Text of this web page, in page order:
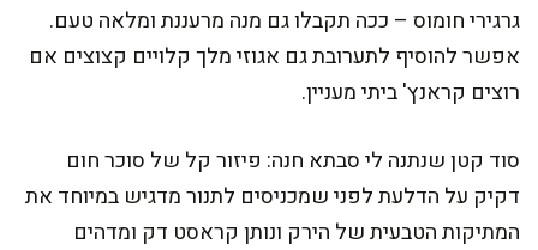
גרגירי חומוס – ככה תקבלו גם מנה מרעננת ומלאה טעם.
אפשר להוסיף לתערובת גם אגוזי מלך קלויים קצוצים אם
רוצים קראנץ' ביתי מעניין.
סוד קטן שנתנה לי סבתא חנה: פיזור קל של סוכר חום
דקיק על הדלעת לפני שמכניסים לתנור מדגיש במיוחד את
המתיקות הטבעית של הירק ונותן קראסט דק ומדהים